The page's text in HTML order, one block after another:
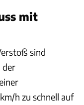
mit
sind
der
h zu schnell auf